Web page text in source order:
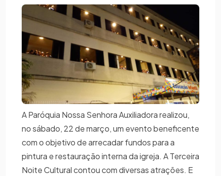
A Paróquia Nossa Senhora Auxiliadora realizou,
no sábado, 22 de março, um evento beneficente
com o objetivo de arrecadar fundos para a
pintura e restauração interna da igreja. A Terceira
Noite Cultural contou com diversas atrações. E